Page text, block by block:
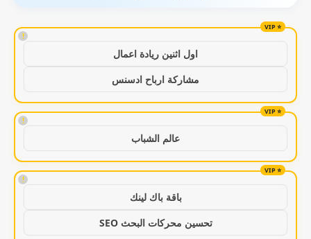
!
اول اثنين ريادة اعمال
مشاركة ارباح ادسنس
!
عالم الشباب
!
باقة باك لينك
تحسين محركات البحث SEO